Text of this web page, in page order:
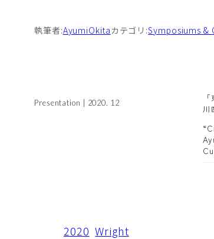
執筆者:AyumiOkitaカテゴリ:Symposiums &
Presentation | 2020. 12
川
2020 Wright